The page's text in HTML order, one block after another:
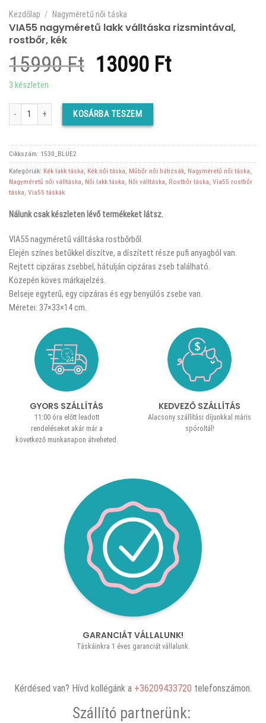
Kezdőlap / Nagyméretű női táska
VIA55 nagyméretű lakk válltáska rizsmintával,
rostbőr, kék
15990Ft Original
was:
15990 Ft.
13090 FtCurrent
3 készleten
VIA55 nagyméretű lakk válltáska rizsmintával, rostbőr, kék mennyiség
KOSÁRBA TESZEM
Cikkszám: 1530_BLUE2
Kategóriák: Kék lakk táska, Kék női táska, Műbőr női hátizsák, Nagyméretű női táska,
Nagyméretű női válltáska, Női lakk táska, Női válltáska, Rostbőr táska, Via55 rostbőr
táska, Via55 táskák
Nálunk csak készleten lévő termékeket látsz.
VIA55 nagyméretű válltáska rostbőrből.
Elején színes betűkkel díszítve, a díszített része pufi anyagból van.
Rejtett cipzáras zsebbel, hátulján cipzáras zseb található.
Közepén köves márkajelzés.
Belseje egyterű, egy cipzáras és egy benyúlós zsebe van.
Méretei: 37×33×14 cm.
GYORS SZÁLLÍTÁS
11:00 óra előtt leadott
rendeléseket akár már a
következő munkanapon átveheted.
KEDVEZŐ SZÁLLÍTÁS
Alacsony szállítási díjunkkal máris
spóroltál!
GARANCIÁT VÁLLALUNK!
Táskáinkra 1 éves garanciát vállalunk.
Kérdésed van? Hívd kollégánk a +36209433720 telefonszámon.
Szállító partnerünk: